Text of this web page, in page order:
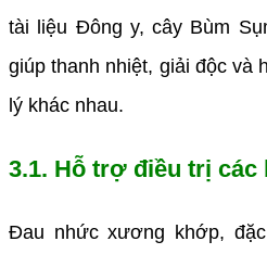
tài liệu Đông y, cây Bùm
giúp thanh nhiệt, giải độc và
lý khác nhau.
3.1. Hỗ trợ điều trị
Đau nhức xương khớp,